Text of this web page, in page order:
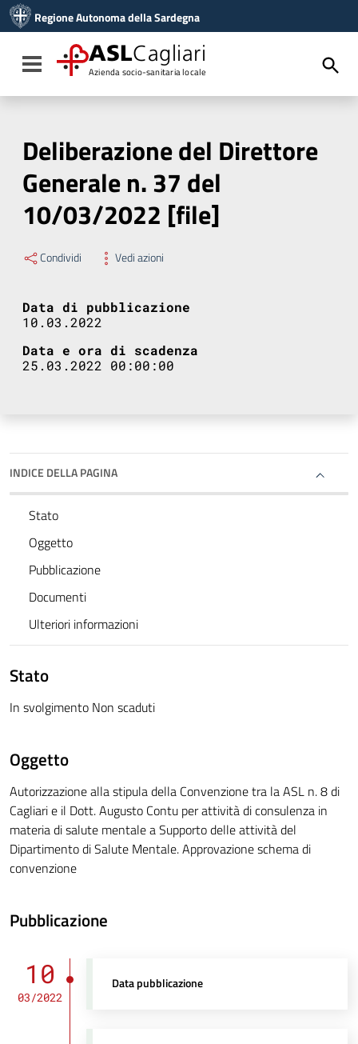
Vai al menu di navigazione
Vai al footer
Regione Autonoma della Sardegna
Toggle navigation
ASLCagliari
Azienda socio-sanitaria locale
Deliberazione del Direttore
Generale n. 37 del
10/03/2022 [file]
Condividi Vedi azioni
Data di pubblicazione
10.03.2022
Data e ora di scadenza
25.03.2022 00:00:00
INDICE DELLA PAGINA
Stato
Oggetto
Pubblicazione
Documenti
Ulteriori informazioni
Stato
In svolgimento Non scaduti
Oggetto
Autorizzazione alla stipula della Convenzione tra la ASL n. 8 di
Cagliari e il Dott. Augusto Contu per attività di consulenza in
materia di salute mentale a Supporto delle attività del
Dipartimento di Salute Mentale. Approvazione schema di
convenzione
Pubblicazione
10
03/2022
Data pubblicazione